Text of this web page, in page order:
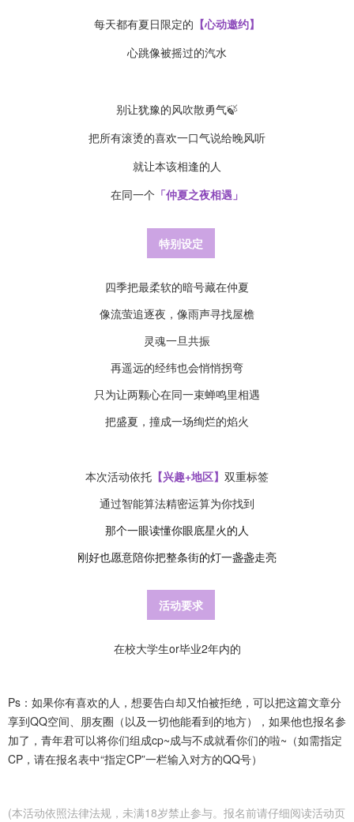
每天都有夏日限定的 【心动邀约】
心跳像被摇过的汽水
别让犹豫的风吹散勇气🍃
把所有滚烫的喜欢一口气说给晚风听
就让本该相逢的人
在同一个 「仲夏之夜相遇」
特别设定
四季把最柔软的暗号藏在仲夏
像流萤追逐夜，像雨声寻找屋檐
灵魂一旦共振
再遥远的经纬也会悄悄拐弯
只为让两颗心在同一束蝉鸣里相遇
把盛夏，撞成一场绚烂的焰火
本次活动依托 【兴趣+地区】 双重标签
通过智能算法精密运算为你找到
那个一眼读懂你眼底星火的人
刚好也愿意陪你把整条街的灯一盏盏走亮
活动要求
在校大学生or毕业2年内的
Ps：如果你有喜欢的人，想要告白却又怕被拒绝，可以把这篇文章分
享到QQ空间、朋友圈（以及一切他能看到的地方），如果他也报名参
加了，青年君可以将你们组成cp~成与不成就看你们的啦~（如需指定
CP，请在报名表中“指定CP”一栏输入对方的QQ号）
(本活动依照法律法规，未满18岁禁止参与。报名前请仔细阅读活动页